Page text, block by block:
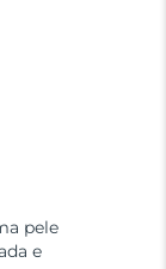
pele
e